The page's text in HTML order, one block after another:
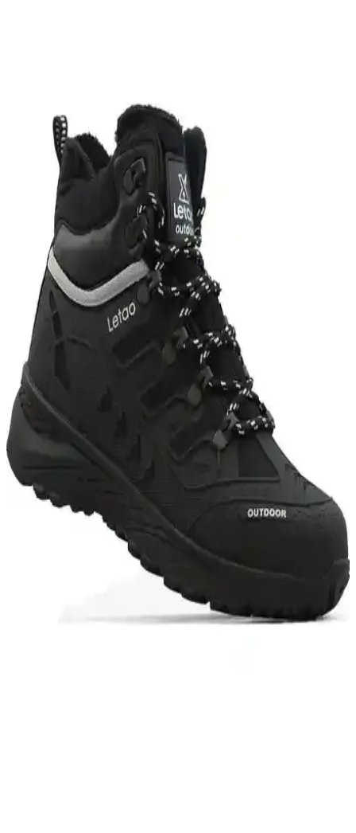
Bu karşılaştırmada Calsido Lacivert ile Letao Kürklü Unisex
Botların dış materyali, iç astar, taban ve ısı yalıtımı performansı ile
kış kullanımına uygunluk değerlendirilir; kullanıcı yorumları konfor
ve dayanıklılık yönlerini öne çıkarır.
Camaiore Mini Siyah Süet Yarım Bot Kadınlar İçin
Şık ve Konforlu Kış Ayakkabısı
Camaiore Mini Siyah Süet Yarım Bot, şık tasarımı ve konforu ile
soğuk havalarda ideal. El işçiliği, suya dayanıklı yüzeyi ve ortopedik
tabanıyla günlük kullanım için mükemmel bir seçenek.
Kadın Kış Botları Karşılaştırması: Malzeme,
Tasarım ve Kullanım Özellikleri
İki kadın bot modelinin detaylı karşılaştırmasıyla malzeme, tasarım
ve kullanım alanları hakkında bilgi edinerek doğru seçimi yapın.
Lumberjack Erkek Outdoor Botları Karşılaştırması:
Modeller, Özellikler ve Kullanıcı Yorumları
İki popüler Lumberjack erkek outdoor botu olan 2W Flake Hi ve
Star HI'nin tasarım, performans ve kullanıcı yorumlarıyla detaylı
karşılaştırması. Hangi model ihtiyaçlarınıza daha uygun?
Butigo TANRES 2PR MAVI ve Tonny Black Rahat
Botlar Karşılaştırması ve Özellikleri
İki farklı bot modeli olan Butigo TANRES 2PR MAVI ve Tonny
Black'in özellikleri, kullanıcı yorumları ve kullanım alanları detaylı
şekilde karşılaştırıldı, seçim yapmanıza yardımcı olacak bilgiler
Muggo Carol ve Muggo Loren Kadın Botları